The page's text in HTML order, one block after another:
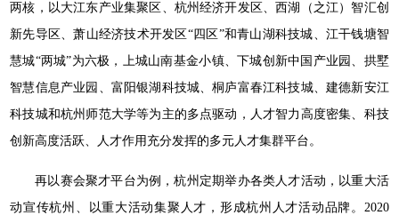
两核，以大江东产业集聚区、杭州经济开发区、西湖（之江）智汇创
新先导区、萧山经济技术开发区“四区”和青山湖科技城、江干钱塘智
慧城“两城”为六极，上城山南基金小镇、下城创新中国产业园、拱墅
智慧信息产业园、富阳银湖科技城、桐庐富春江科技城、建德新安江
科技城和杭州师范大学等为主的多点驱动，人才智力高度密集、科技
创新高度活跃、人才作用充分发挥的多元人才集群平台。
再以赛会聚才平台为例，杭州定期举办各类人才活动，以重大活
动宣传杭州、以重大活动集聚人才，形成杭州人才活动品牌。2020